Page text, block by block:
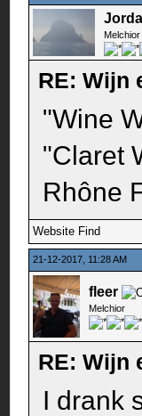
Melchior
RE: Wijn
"Wine
"Claret
Rhône
Website Find
21-12-2017, 11:28 AM
fleer
Melchior
RE: Wijn
I drank